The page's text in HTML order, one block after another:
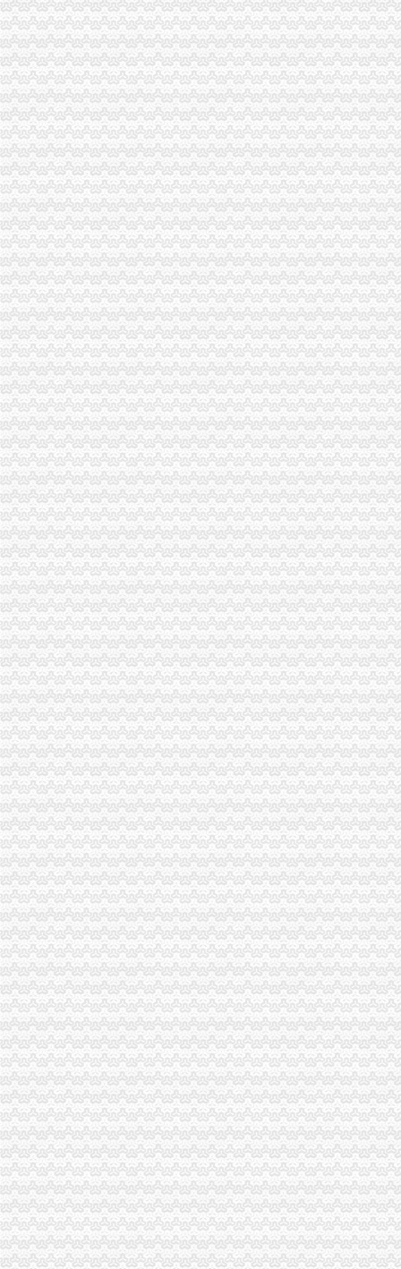
【重庆茶园新区工商注册|工商注册代理|工商注册代办】-重庆赶集网
【重庆茶园新区审计代理|代办审计】-重庆赶集网
茶园新区工商代办-重庆爱问分类
【58同城】重庆南岸茶园新区资质证书办理_企业资质代理_资质代办机
【58同城】重庆南岸茶园新区工商注册_公司注册代理_代办注册公司价
重庆公司变更：实力商家代办茶园新区（经开区）工商注册\变更\注销-
【58同城】茶园坡代理记账_茶园坡代理记账公司
南岸区上市公司招聘_重庆茶园新区上市公司招聘信息_求职找工作-重
【58同城】茶园新区代驾_茶园新区代驾公司_茶园新区代驾租车
【58同城】重庆南岸茶园新区内资公司注册服务_内资公司注册代理_
【重庆茶园新区货运代理公司|国际货运代理】-重庆赶集网
【重庆南岸茶园新区代驾招聘网|2018年重庆南岸茶园新区代驾招聘信
重庆公司变更：财务低价代账、工商代理、较低收费、可提供地址-重
中国第三代总部基地诞生重庆茶园新区_茶园新区_新浪博客
【58同城】城北新区代理记账_城北新区代理记账公司
重庆专项审批：重庆快速办理设立工商注册变更验资-重庆爱问分类
重庆市家来置业代理有限公司茶园新区银翔店
南岸区茶园新区发展前景真好啊,_重庆_论坛_天涯社区
【重庆茶园新区建筑招聘网_建筑招聘信息】-重庆智联招聘
重庆南岸茶园新区其它招商加盟|重庆南岸茶园新区其它招商加盟代理|
重庆市家来置业代理有限公司茶园新区银翔店联系方式_信用报告_工商
项目名称：重庆市南岸区茶园新区玉马路1号3栋41-1号房屋-重庆产权
重庆市家来置业代理有限公司茶园新区银翔店_【信用信息_诉讼信息_
成立一家商贸有限公司,需要哪些手续？注册地址可以是家庭住址_上
开办一家文化创意公司具体的经营范围有哪些_上海赢缘财务咨询有限
【中国银行】中国银行中国银行重庆茶园新区支行_电话_地址_地图-
【长沙茶园坡审计代理|代办审计】-长沙赶集网
茶园新区时代都汇价值迎来井喷式发展（组图）-导购-重庆乐居网
税务招聘,新税务招聘信息-汇博网
茶园新区时代都汇价值迎来井喷式发展（组图）
项目名称：南岸区江峡路8号（天海星茶园工业社区）3号厂房整体及5
【重庆重庆银行】重庆银行重庆茶园新城区_电话_地址_地图-卡盟网
合肥滨湖新区值得信赖的代账公司信者财务力争口碑_搜狐财经_搜狐网
时代都汇小区租房,三室二厅,南岸茶园新区时代都汇3室2厅96平米
渝开发：签订茶园新区土地代理征地合同-股票频道-金融界
时代都汇小区租房,一室一厅,茶园新区时代都汇2房带1书房精装修
茶园新区,河东大厦写字楼,共4层.6000平米一层1500,重庆南岸茶
【重庆茶园新区代办公司】_重庆列表网
江苏财务咨询公司_财务咨询厂_生产厂家企业公司
重庆市南岸区长生桥镇茶园新城区玉马路1号（庆隆南山高尔夫国际）
南岸茶园轻轨现房电影院超市商业街区应有尽有,重庆南岸茶园新区时
茶园新城区庆隆高尔夫别墅拍卖公告_新浪重庆今荣_新浪重庆
重庆茶园新区代办公司_列表网
【重庆省茶园新区印到杯子上机器】价格,厂家,图片,鞋材/鞋
【图】南岸长生桥茶园新区代账会计/工商注册变更服务_重庆工商注册
重庆茶园新区科技园一期平基土石方及路基工程土石方招标-重庆天骄
【5图】茶园新区标准厂房代净化车间-南岸厂房-重庆厂房出租网
重庆市南岸区长生桥镇茶园新城区玉马路1号C区G-5栋房屋及南岸区海
中国第三代总部基地诞生重庆茶园新区-生态茶园品位茶园浪漫茶园-
【一代新淮母猪养殖基地南岸区茶园新区】价格,厂家,图片,猪,